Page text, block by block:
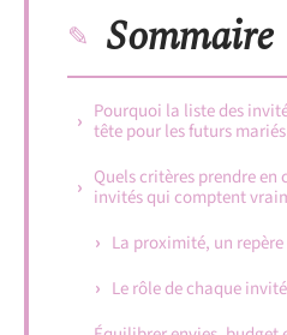
Sommaire
Pourquoi la liste des
tête pour les futurs mariés
Quels critères prendre
invités qui comptent
La proximité, un
Le rôle de chaque